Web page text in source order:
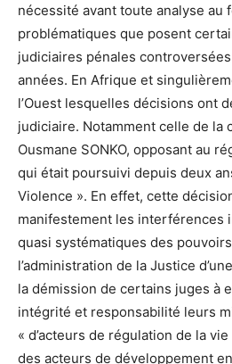
nécessité avant toute analyse au
problématiques que posent
judiciaires pénales
années. En Afrique et
l’Ouest lesquelles décisions ont
judiciaire. Notamment celle de la
Ousmane SONKO, opposant au
qui était poursuivi depuis deux
Violence ». En effet, cette
manifestement les interférences
quasi systématiques des
l’administration de la Justice
la démission de certains juges à
intégrité et responsabilité leurs
« d’acteurs de régulation de la
des acteurs de développement